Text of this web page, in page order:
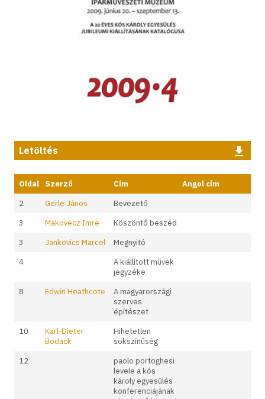
Oldal Szerző Cím
Angol cím
2
Gerle János
Bevezető
3
Makovecz Imre
Köszöntő beszéd
3
Jankovics Marcel
Megnyitó
4
A kiállított művek
jegyzéke
8
Edwin Heathcote
A magyarországi
szerves
építészet
10
Karl-Dieter
Bodack
Hihetetlen
sokszínűség
12
paolo portoghesi
levele a kós
károly egyesülés
konferenciájának
Letöltés